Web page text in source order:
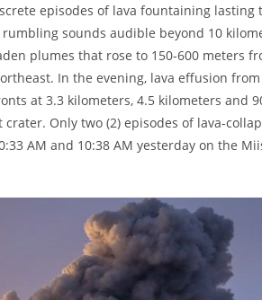
episodes of lava fountaining lasting
sounds audible beyond 10
plumes that rose to 150-600 meters
In the evening, lava effusion
at 3.3 kilometers, 4.5 kilometers and
Only two (2) episodes of lava-
AM and 10:38 AM yesterday on the